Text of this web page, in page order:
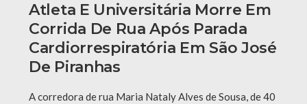
Atleta E Universitária Morre Em
Corrida De Rua Após Parada
Cardiorrespiratória Em São José
De Piranhas
A corredora de rua Maria Nataly Alves de Sousa, de 40